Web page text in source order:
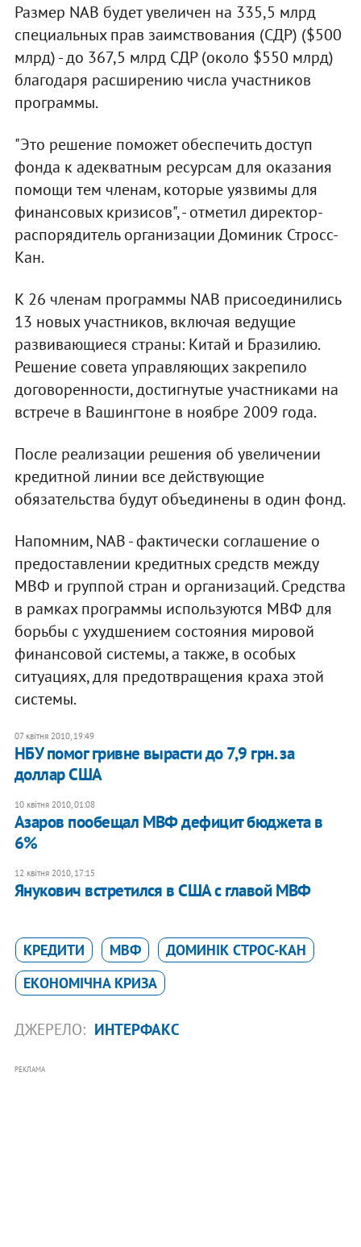
Размер NAB будет увеличен на 335,5 млрд
специальных прав заимствования (СДР) ($500
млрд) - до 367,5 млрд СДР (около $550 млрд)
благодаря расширению числа участников
программы.
"Это решение поможет обеспечить доступ
фонда к адекватным ресурсам для оказания
помощи тем членам, которые уязвимы для
финансовых кризисов", - отметил директор-
распорядитель организации Доминик Стросс-
Кан.
К 26 членам программы NAB присоединились
13 новых участников, включая ведущие
развивающиеся страны: Китай и Бразилию.
Решение совета управляющих закрепило
договоренности, достигнутые участниками на
встрече в Вашингтоне в ноябре 2009 года.
После реализации решения об увеличении
кредитной линии все действующие
обязательства будут объединены в один фонд.
Напомним, NAB - фактически соглашение о
предоставлении кредитных средств между
МВФ и группой стран и организаций. Средства
в рамках программы используются МВФ для
борьбы с ухудшением состояния мировой
финансовой системы, а также, в особых
ситуациях, для предотвращения краха этой
системы.
07 квітня 2010, 19:49
НБУ помог гривне вырасти до 7,9 грн. за
доллар США
10 квітня 2010, 01:08
Азаров пообещал МВФ дефицит бюджета в
6%
12 квітня 2010, 17:15
Янукович встретился в США с главой МВФ
КРЕДИТИ МВФ
ДОМИНІК СТРОС-КАН
ЕКОНОМІЧНА КРИЗА
ДЖЕРЕЛО: ИНТЕРФАКС
РЕКЛАМА